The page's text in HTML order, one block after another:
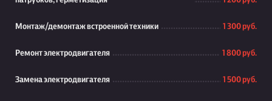
Монтаж/демонтаж встроенной техники 1 300 руб.
Ремонт электродвигателя 1 800 руб.
Замена электродвигателя 1 500 руб.